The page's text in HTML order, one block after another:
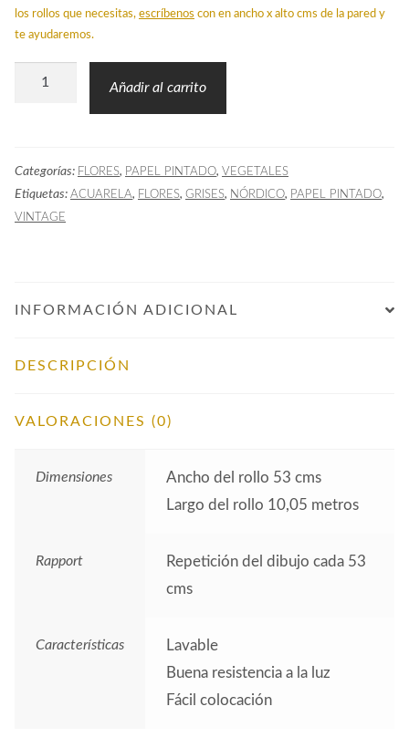
los rollos que necesitas, escríbenos con en ancho x alto cms de la pared y
te ayudaremos.
Papel
Acuarela
Gris
cantidad
Añadir al carrito
Categorías: FLORES, PAPEL PINTADO, VEGETALES
Etiquetas: ACUARELA, FLORES, GRISES, NÓRDICO, PAPEL PINTADO,
VINTAGE
INFORMACIÓN ADICIONAL
DESCRIPCIÓN
VALORACIONES (0)
Dimensiones
Ancho del rollo 53 cms
Largo del rollo 10,05 metros
Rapport
Repetición del dibujo cada 53
cms
Características
Lavable
Buena resistencia a la luz
Fácil colocación